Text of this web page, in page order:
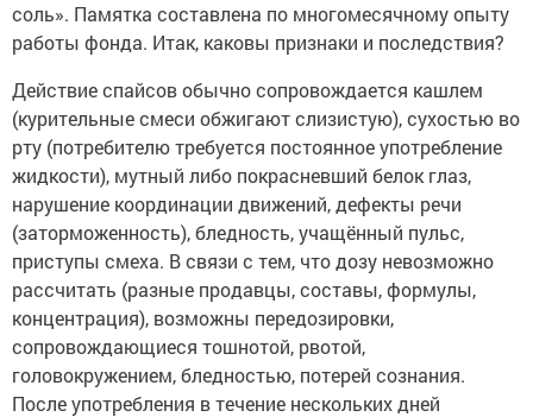
соль». Памятка составлена по многомесячному опыту
работы фонда. Итак, каковы признаки и последствия?
Действие спайсов обычно сопровождается кашлем
(курительные смеси обжигают слизистую), сухостью во
рту (потребителю требуется постоянное употребление
жидкости), мутный либо покрасневший белок глаз,
нарушение координации движений, дефекты речи
(заторможенность), бледность, учащённый пульс,
приступы смеха. В связи с тем, что дозу невозможно
рассчитать (разные продавцы, составы, формулы,
концентрация), возможны передозировки,
сопровождающиеся тошнотой, рвотой,
головокружением, бледностью, потерей сознания.
После употребления в течение нескольких дней